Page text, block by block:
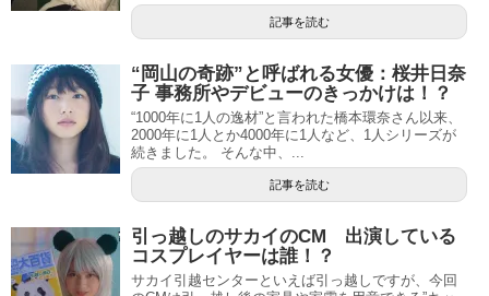
記事を読む
“岡山の奇跡”と呼ばれる女優：桜井日奈
子 事務所やデビューのきっかけは！？
“1000年に1人の逸材”と言われた橋本環奈さん以来、
2000年に1人とか4000年に1人など、1人シリーズが
続きました。 そんな中、...
記事を読む
引っ越しのサカイのCM 出演している
コスプレイヤーは誰！？
サカイ引越センターといえば引っ越しですが、今回